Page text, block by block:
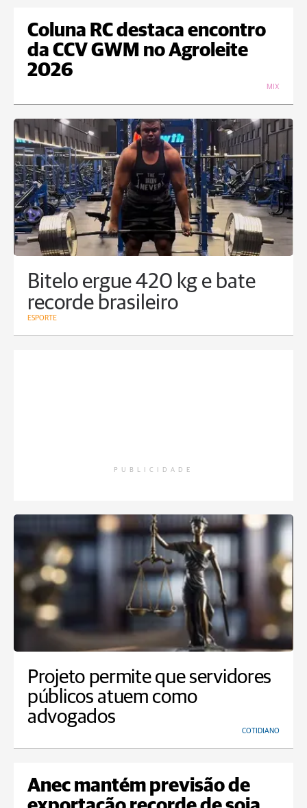
Coluna RC destaca encontro
da CCV GWM no Agroleite
2026
MIX
Bitelo ergue 420 kg e bate
recorde brasileiro
ESPORTE
PUBLICIDADE
Projeto permite que servidores
públicos atuem como
advogados
COTIDIANO
Anec mantém previsão de